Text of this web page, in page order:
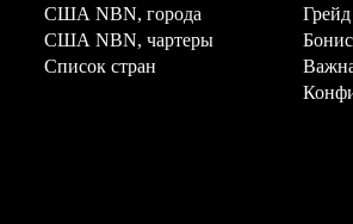
США NBN, города
Грейд
США NBN, чартеры
Список стран